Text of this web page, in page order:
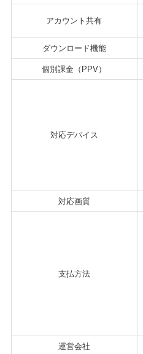
アカウント共有
ダウンロード機能
個別課金（PPV）
対応デバイス
対応画質
支払方法
運営会社